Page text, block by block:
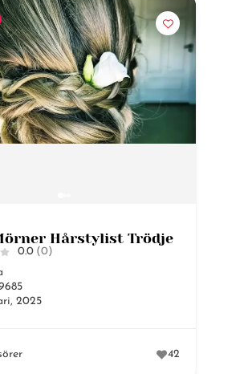
Hårstylist Trödje
0.0 (0)
2025
42